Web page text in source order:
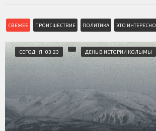
СВЕЖЕЕ ПРОИСШЕСТВИЕ ПОЛИТИКА ЭТО ИНТЕРЕСНО
СЕГОДНЯ, 03:23 ДЕНЬ В ИСТОРИИ КОЛЫМЫ